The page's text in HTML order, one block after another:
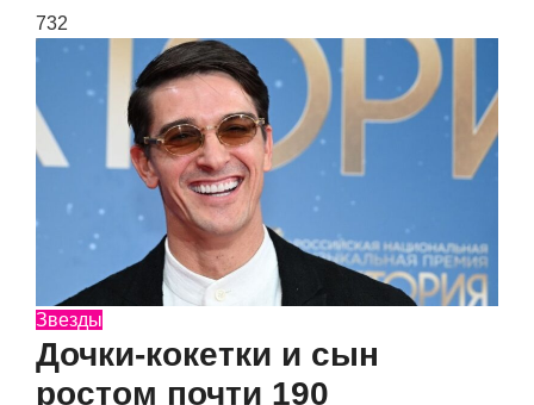
732
Звезды
Дочки-кокетки и сын
ростом почти 190